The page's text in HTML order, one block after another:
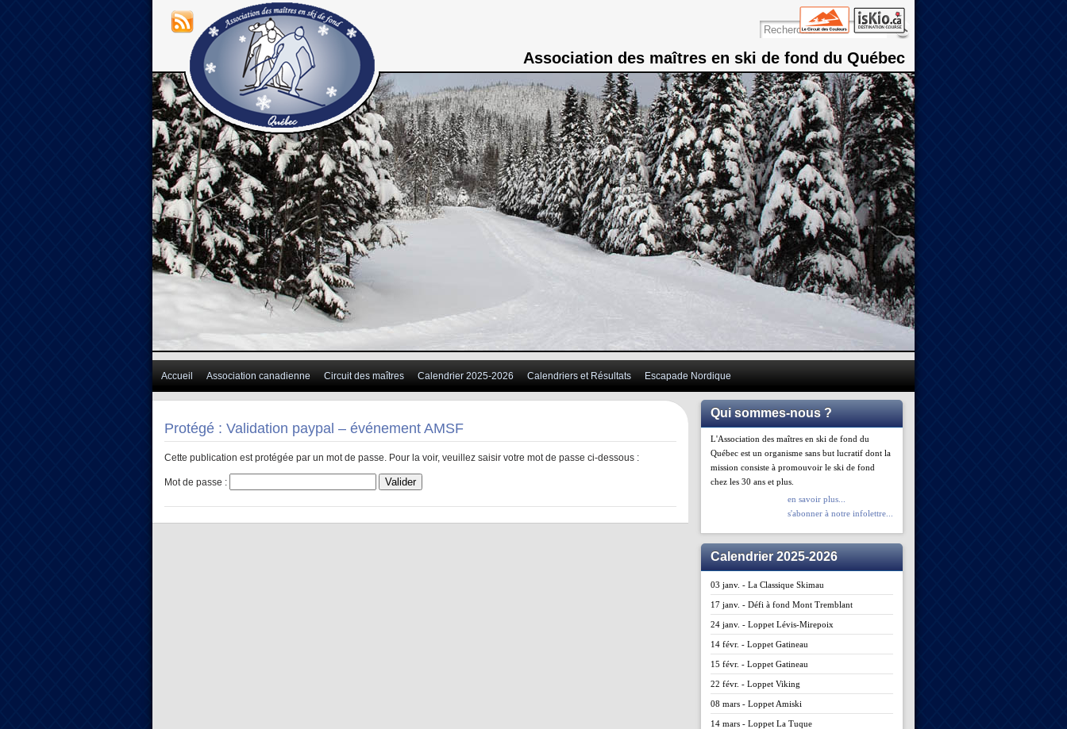
Association des maîtres en ski de fond du Québec
Accueil Association canadienne Circuit des maîtres Calendrier 2025-2026 Calendriers et Résultats Escapade Nordique
Protégé : Validation paypal – événement AMSF
Cette publication est protégée par un mot de passe. Pour la voir, veuillez saisir votre mot de passe ci-dessous :
Mot de passe :
Qui sommes-nous ?
L'Association des maîtres en ski de fond du
Québec est un organisme sans but lucratif dont la
mission consiste à promouvoir le ski de fond
chez les 30 ans et plus.
en savoir plus...
s'abonner à notre infolettre...
Calendrier 2025-2026
03 janv. - La Classique Skimau
17 janv. - Défi à fond Mont Tremblant
24 janv. - Loppet Lévis-Mirepoix
14 févr. - Loppet Gatineau
15 févr. - Loppet Gatineau
22 févr. - Loppet Viking
08 mars - Loppet Amiski
14 mars - Loppet La Tuque